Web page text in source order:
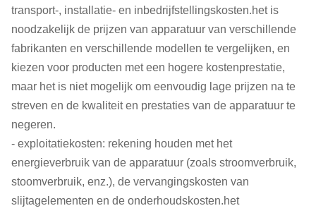
transport-, installatie- en inbedrijfstellingskosten.het is
noodzakelijk de prijzen van apparatuur van verschillende
fabrikanten en verschillende modellen te vergelijken, en
kiezen voor producten met een hogere kostenprestatie,
maar het is niet mogelijk om eenvoudig lage prijzen na te
streven en de kwaliteit en prestaties van de apparatuur te
negeren.
- exploitatiekosten: rekening houden met het
energieverbruik van de apparatuur (zoals stroomverbruik,
stoomverbruik, enz.), de vervangingskosten van
slijtagelementen en de onderhoudskosten.het